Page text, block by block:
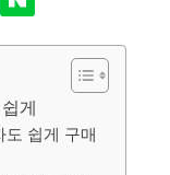
게
도 쉽게 구매